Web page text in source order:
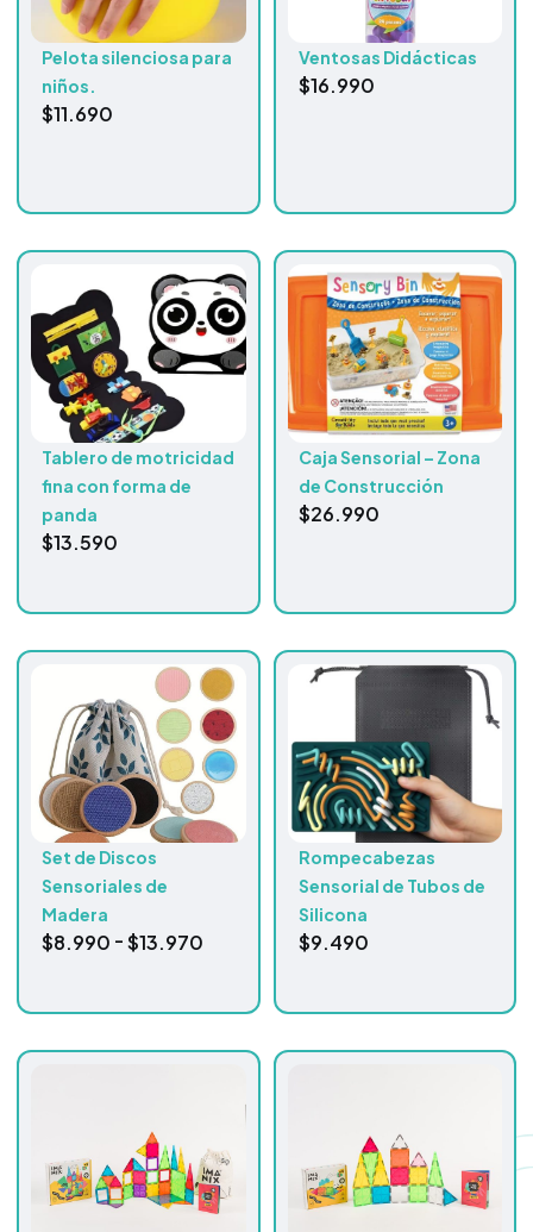
Pelota silenciosa para
niños.
$11.690
Ventosas Didácticas
$16.990
Tablero de motricidad
fina con forma de
panda
$13.590
Caja Sensorial – Zona
de Construcción
$26.990
Set de Discos
Sensoriales de
Madera
$8.990 - $13.970
Rompecabezas
Sensorial de Tubos de
Silicona
$9.490